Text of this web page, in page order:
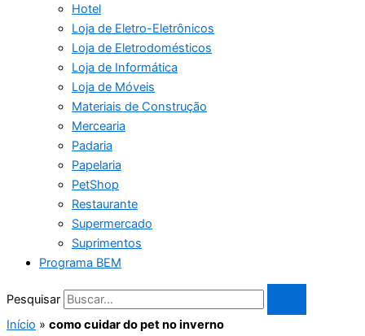
Hotel
Loja de Eletro-Eletrônicos
Loja de Eletrodomésticos
Loja de Informática
Loja de Móveis
Materiais de Construção
Mercearia
Padaria
Papelaria
PetShop
Restaurante
Supermercado
Suprimentos
Programa BEM
Pesquisar
Início » como cuidar do pet no inverno